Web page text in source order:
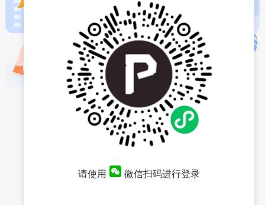
请使用 微信扫码进行登录